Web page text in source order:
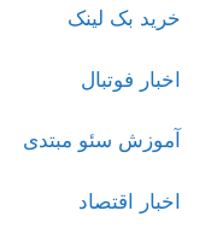
خرید بک لینک
اخبار فوتبال
آموزش سئو مبتدی
اخبار اقتصاد